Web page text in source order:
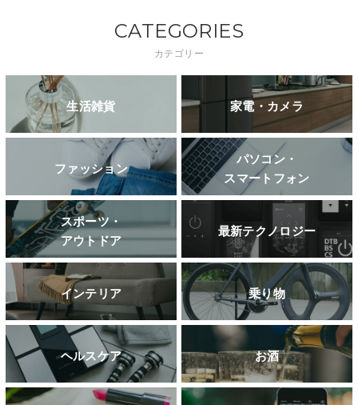
CATEGORIES
カテゴリー
生活雑貨 家電・カメラ
ファッション
パソコン・
スマートフォン
スポーツ・
アウトドア
最新テクノロジー
インテリア 乗り物
ヘルスケア お酒